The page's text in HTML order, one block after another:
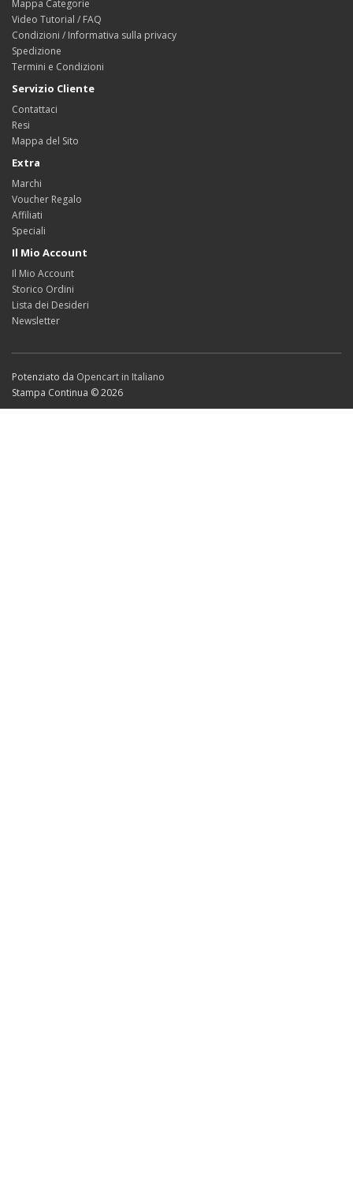
Mappa Categorie
Video Tutorial / FAQ
Condizioni / Informativa sulla privacy
Spedizione
Termini e Condizioni
Servizio Cliente
Contattaci
Resi
Mappa del Sito
Extra
Marchi
Voucher Regalo
Affiliati
Speciali
Il Mio Account
Il Mio Account
Storico Ordini
Lista dei Desideri
Newsletter
Potenziato da Opencart in Italiano
Stampa Continua © 2026